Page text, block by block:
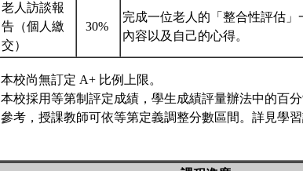
老人訪談報
告（個人繳
交）
30%
完成一位老人的「整合性評估
內容以及自己的心得。
本校尚無訂定 A+ 比例上限。
本校採用等第制評定成績，學生成績評量辦法中的百
參考，授課教師可依等第定義調整分數區間。詳見學